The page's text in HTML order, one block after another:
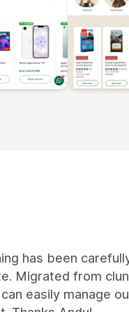
has been
Migrated from
easily manage